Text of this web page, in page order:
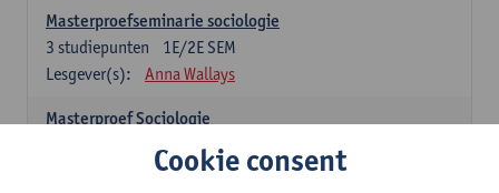
Masterproefseminarie sociologie
1E/2E SEM
3 studiepunten
Lesgever(s):
Anna Wallays
Masterproef Sociologie
2E SEM
- NNB
Cookie consent